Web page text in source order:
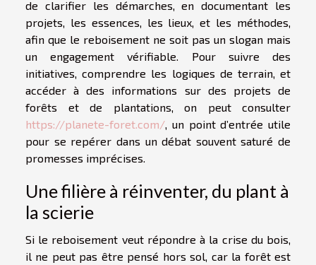
de clarifier les démarches, en documentant les
projets, les essences, les lieux, et les méthodes,
afin que le reboisement ne soit pas un slogan mais
un engagement vérifiable. Pour suivre des
initiatives, comprendre les logiques de terrain, et
accéder à des informations sur des projets de
forêts et de plantations, on peut consulter
https://planete-foret.com/, un point d’entrée utile
pour se repérer dans un débat souvent saturé de
promesses imprécises.
Une filière à réinventer, du plant à
la scierie
Si le reboisement veut répondre à la crise du bois,
il ne peut pas être pensé hors sol, car la forêt est